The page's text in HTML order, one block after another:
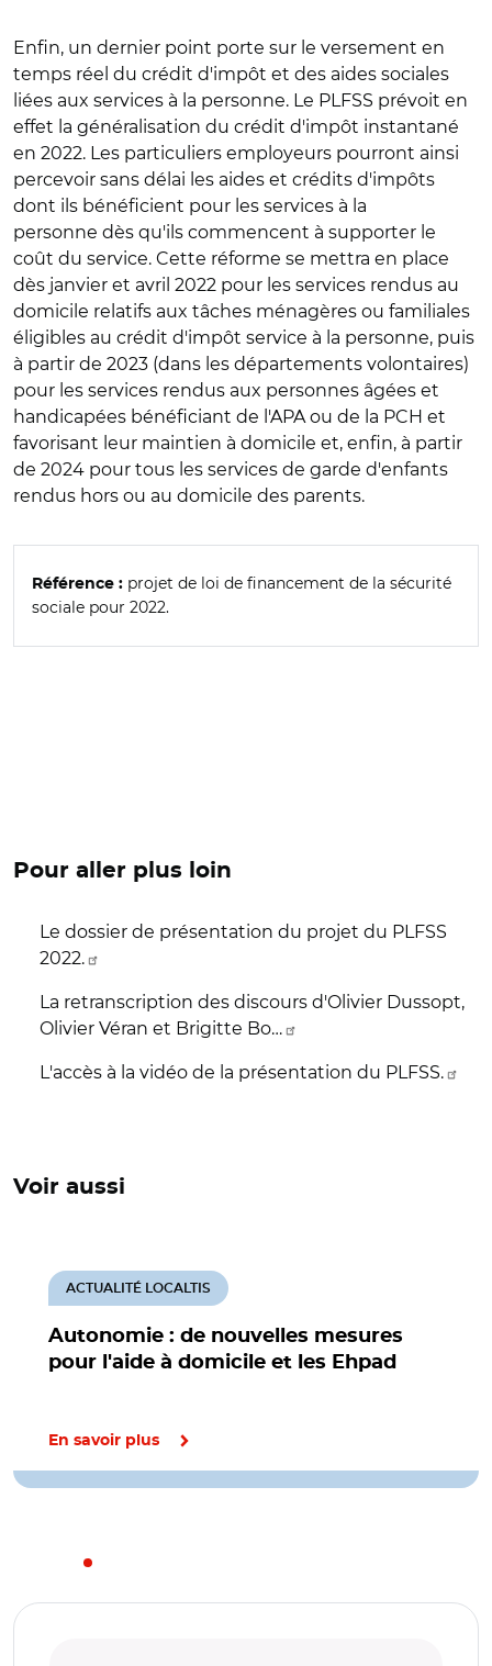
Enfin, un dernier point porte sur le versement en
temps réel du crédit d'impôt et des aides sociales
liées aux services à la personne. Le PLFSS prévoit en
effet la généralisation du crédit d'impôt instantané
en 2022. Les particuliers employeurs pourront ainsi
percevoir sans délai les aides et crédits d'impôts
dont ils bénéficient pour les services à la
personne dès qu'ils commencent à supporter le
coût du service. Cette réforme se mettra en place
dès janvier et avril 2022 pour les services rendus au
domicile relatifs aux tâches ménagères ou familiales
éligibles au crédit d'impôt service à la personne, puis
à partir de 2023 (dans les départements volontaires)
pour les services rendus aux personnes âgées et
handicapées bénéficiant de l'APA ou de la PCH et
favorisant leur maintien à domicile et, enfin, à partir
de 2024 pour tous les services de garde d'enfants
rendus hors ou au domicile des parents.
Référence : projet de loi de financement de la sécurité
sociale pour 2022.
Pour aller plus loin
Le dossier de présentation du projet du PLFSS
2022.
La retranscription des discours d'Olivier Dussopt,
Olivier Véran et Brigitte Bo…
L'accès à la vidéo de la présentation du PLFSS.
Voir aussi
Autonomie : de nouvelles mesures
pour l'aide à domicile et les Ehpad
ACTUALITÉ LOCALTIS
En savoir plus